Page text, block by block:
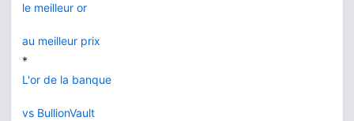
le meilleur or
au meilleur prix
*
L'or de la banque
vs BullionVault